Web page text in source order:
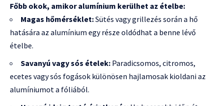
Főbb okok, amikor alumínium kerülhet az ételbe:
Magas hőmérséklet:Sütés vagy grillezés során a hő
hatására az alumínium egy része oldódhat a benne lévő
ételbe.
Savanyú vagy sós ételek: Paradicsomos, citromos,
ecetes vagy sós fogások különösen hajlamosak kioldani az
alumíniumot a fóliából.